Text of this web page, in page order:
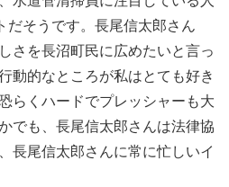
だそうです。長尾信太郎さん
さを長沼町民に広めたいと言っ
動的なところが私はとても好き
らくハードでプレッシャーも大
でも、長尾信太郎さんは法律協
長尾信太郎さんに常に忙しいイ